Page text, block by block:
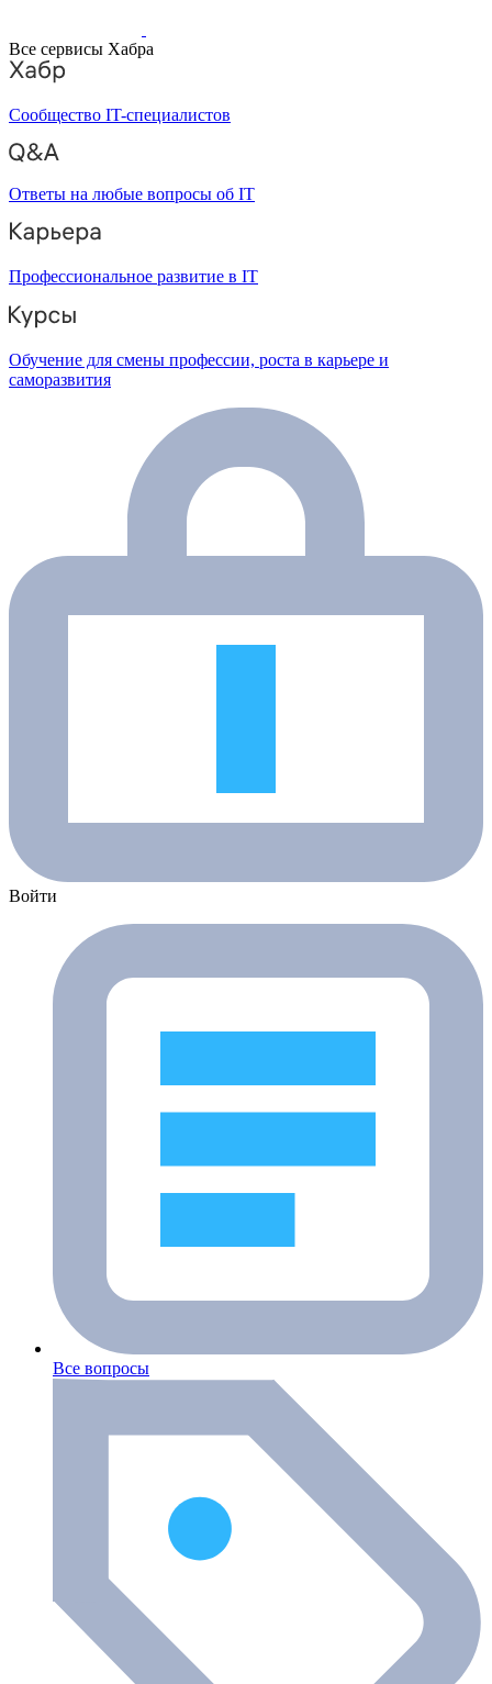
Все сервисы Хабра
Сообщество IT-специалистов
Ответы на любые вопросы об IT
Профессиональное развитие в IT
Обучение для смены профессии, роста в карьере и
саморазвития
Войти
Все вопросы